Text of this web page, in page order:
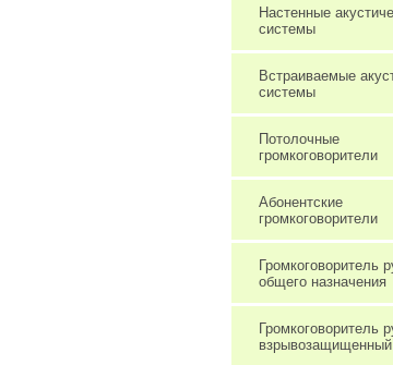
Настенные
системы
Встраиваемые
системы
Потолочные
громкоговорители
Абонентские
громкоговорители
Громкоговоритель
общего назначения
Громкоговоритель
взрывозащищенный